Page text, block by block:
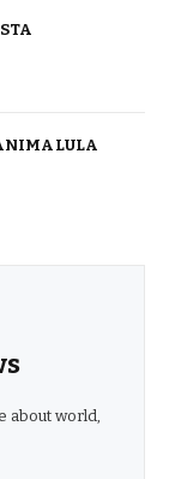
LULA
about world,